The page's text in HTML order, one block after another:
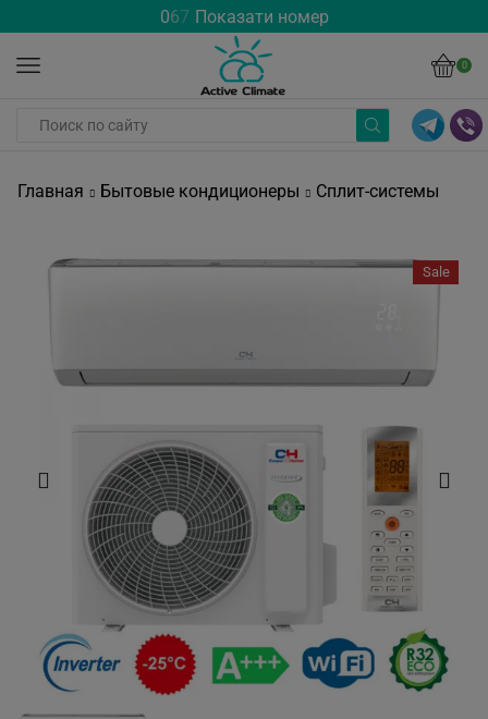
067 Показати номер
0
Главная Бытовые кондиционеры Сплит-системы
Sale